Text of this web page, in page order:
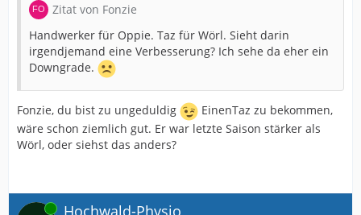
Zitat von Fonzie
Handwerker für Oppie. Taz für Wörl. Sieht darin
irgendjemand eine Verbesserung? Ich sehe da eher ein
Downgrade.
Fonzie, du bist zu ungeduldig
EinenTaz zu bekommen,
wäre schon ziemlich gut. Er war letzte Saison stärker als
Wörl, oder siehst das anders?
Online Hochwald-Physio